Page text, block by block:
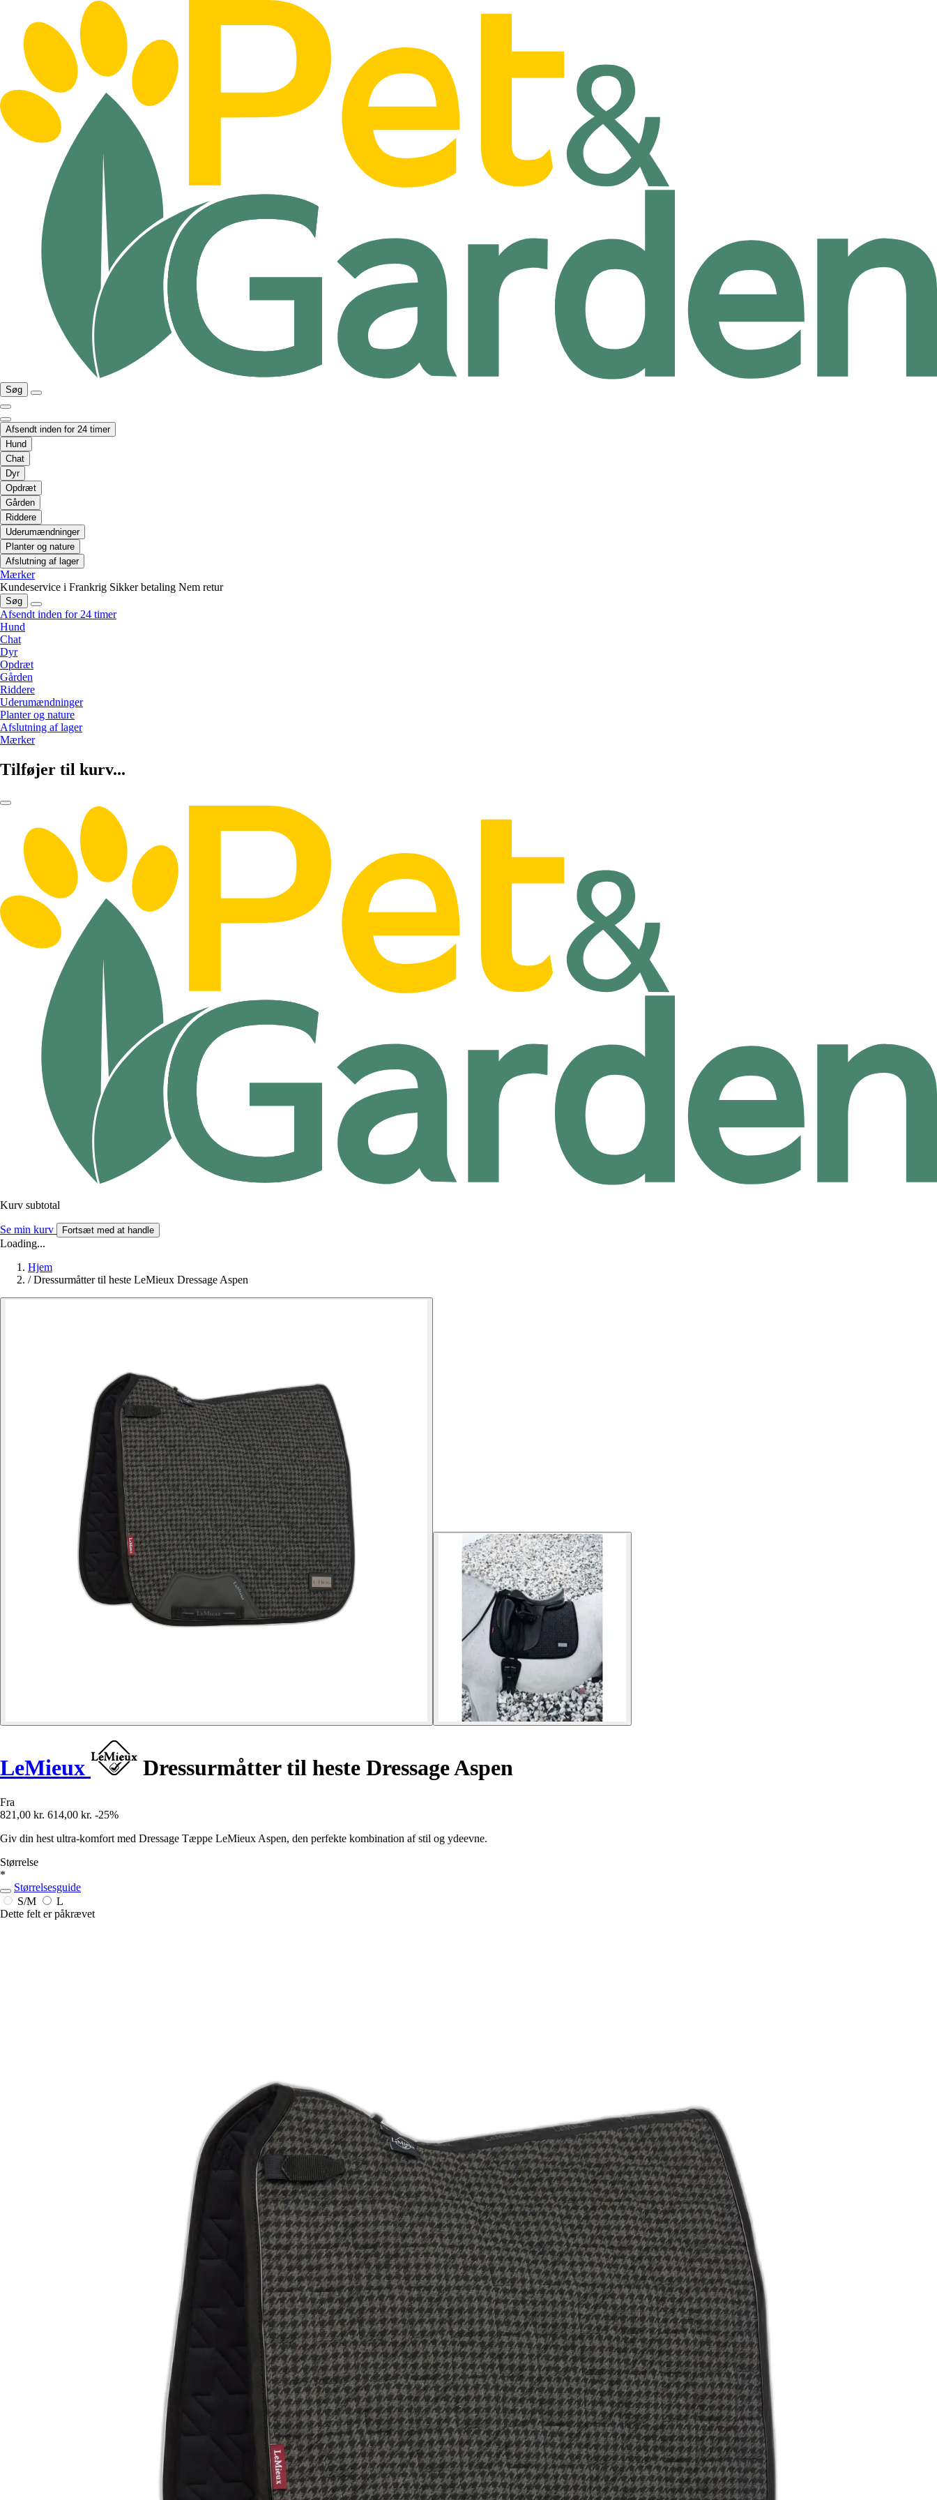
Søg
Afsendt inden for 24 timer
Hund
Chat
Dyr
Opdræt
Gården
Riddere
Uderumændninger
Planter og nature
Afslutning af lager
Mærker
Kundeservice i Frankrig Sikker betaling Nem retur
Søg
Afsendt inden for 24 timer
Hund
Chat
Dyr
Opdræt
Gården
Riddere
Uderumændninger
Planter og nature
Afslutning af lager
Mærker
Tilføjer til kurv...
Kurv subtotal
Se min kurv Fortsæt med at handle
Loading...
Hjem
/ Dressurmåtter til heste LeMieux Dressage Aspen
LeMieux Dressurmåtter til heste Dressage Aspen
Fra
821,00 kr. 614,00 kr. -25%
Giv din hest ultra-komfort med Dressage Tæppe LeMieux Aspen, den perfekte kombination af stil og ydeevne.
Størrelse
*
Størrelsesguide
S/M
L
Dette felt er påkrævet